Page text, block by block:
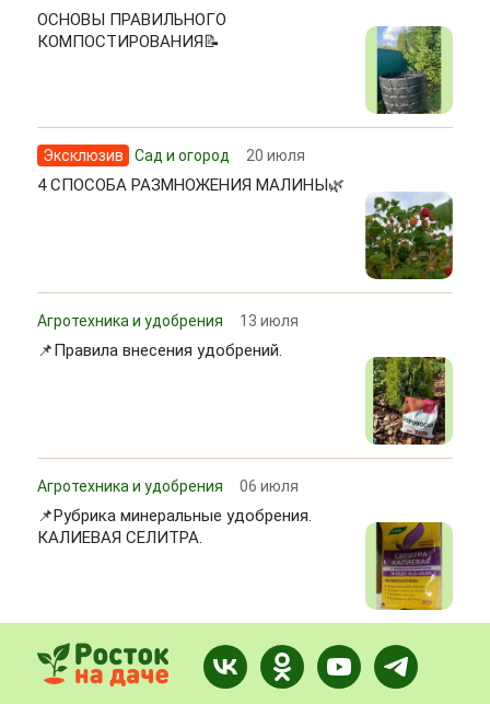
ОСНОВЫ ПРАВИЛЬНОГО
КОМПОСТИРОВАНИЯ📝
Эксклюзив Сад и огород 20 июля
4 СПОСОБА РАЗМНОЖЕНИЯ МАЛИНЫ🌿
Агротехника и удобрения 13 июля
📌Правила внесения удобрений.
Агротехника и удобрения 06 июля
📌Рубрика минеральные удобрения.
КАЛИЕВАЯ СЕЛИТРА.